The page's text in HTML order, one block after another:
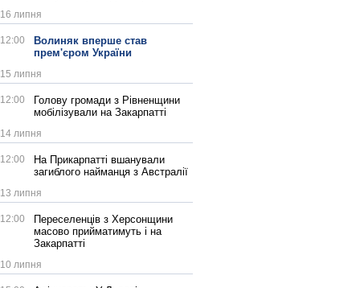
16 липня
12:00
Волиняк вперше став
прем'єром України
15 липня
12:00
Голову громади з Рівненщини
мобілізували на Закарпатті
14 липня
12:00
На Прикарпатті вшанували
загиблого найманця з Австралії
13 липня
12:00
Переселенців з Херсонщини
масово прийматимуть і на
Закарпатті
10 липня